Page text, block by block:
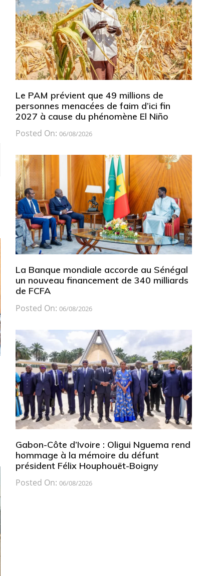
Le PAM prévient que 49 millions de
personnes menacées de faim d’ici fin
2027 à cause du phénomène El Niño
Posted On: 06/08/2026
La Banque mondiale accorde au Sénégal
un nouveau financement de 340 milliards
de FCFA
Posted On: 06/08/2026
Gabon-Côte d’Ivoire : Oligui Nguema rend
hommage à la mémoire du défunt
président Félix Houphouët-Boigny
Posted On: 06/08/2026